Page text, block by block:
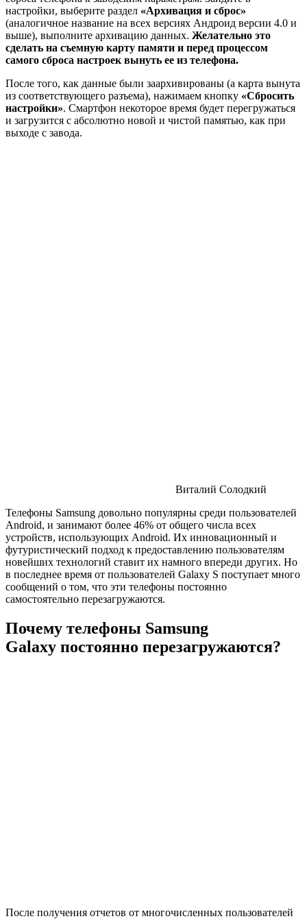
настройки, выберите раздел «Архивация и сброс»
(аналогичное название на всех версиях Андроид версии 4.0 и
выше), выполните архивацию данных. Желательно это
сделать на съемную карту памяти и перед процессом
самого сброса настроек вынуть ее из телефона.
После того, как данные были заархивированы (а карта вынута
из соответствующего разъема), нажимаем кнопку «Сбросить
настройки». Смартфон некоторое время будет перегружаться
и загрузится с абсолютно новой и чистой памятью, как при
выходе с завода.
Виталий Солодкий
Телефоны Samsung довольно популярны среди пользователей
Android, и занимают более 46% от общего числа всех
устройств, использующих Android. Их инновационный и
футуристический подход к предоставлению пользователям
новейших технологий ставит их намного впереди других. Но
в последнее время от пользователей Galaxy S поступает много
сообщений о том, что эти телефоны постоянно
самостоятельно перезагружаются.
Почему телефоны Samsung
Galaxy постоянно перезагружаются?
После получения отчетов от многочисленных пользователей